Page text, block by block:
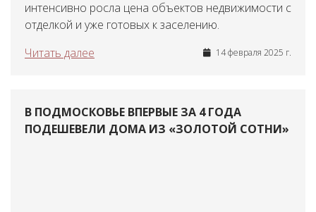
интенсивно росла цена объектов недвижимости с
отделкой и уже готовых к заселению.
Читать далее
14 февраля 2025 г.
В ПОДМОСКОВЬЕ ВПЕРВЫЕ ЗА 4 ГОДА
ПОДЕШЕВЕЛИ ДОМА ИЗ «ЗОЛОТОЙ СОТНИ»